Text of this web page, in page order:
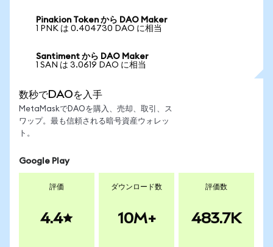
Pinakion Token から DAO Maker
1 PNK は 0.404730 DAO に相当
Santiment から DAO Maker
1 SAN は 3.0619 DAO に相当
数秒でDAOを入手
MetaMaskでDAOを購入、売却、取引、ス
ワップ。最も信頼される暗号資産ウォレッ
ト。
Google Play
評価
4.4
ダウンロード数
10M+
評価数
483.7K